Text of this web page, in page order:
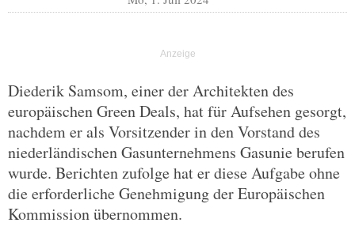
Diederik Samsom, einer der Architekten des
europäischen Green Deals, hat für Aufsehen gesorgt,
nachdem er als Vorsitzender in den Vorstand des
niederländischen Gasunternehmens Gasunie berufen
wurde. Berichten zufolge hat er diese Aufgabe ohne
die erforderliche Genehmigung der Europäischen
Kommission übernommen.